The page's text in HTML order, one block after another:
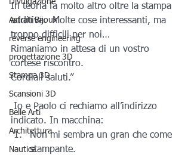
Divulgazione
Astrati Bijoux
reverse engineering
progettazione 3D
Stampa 3D
Scansioni 3D
Belle Arti
Architettura
Nautica
In teoria fa molto altro oltre la stampa
additiva.  Molte cose interessanti, ma
troppo difficili per noi…
Rimaniamo in attesa di un vostro
cortese riscontro.
Cordiali saluti.”
indicato. In macchina:
Non mi sembra un gran che come
stampante.